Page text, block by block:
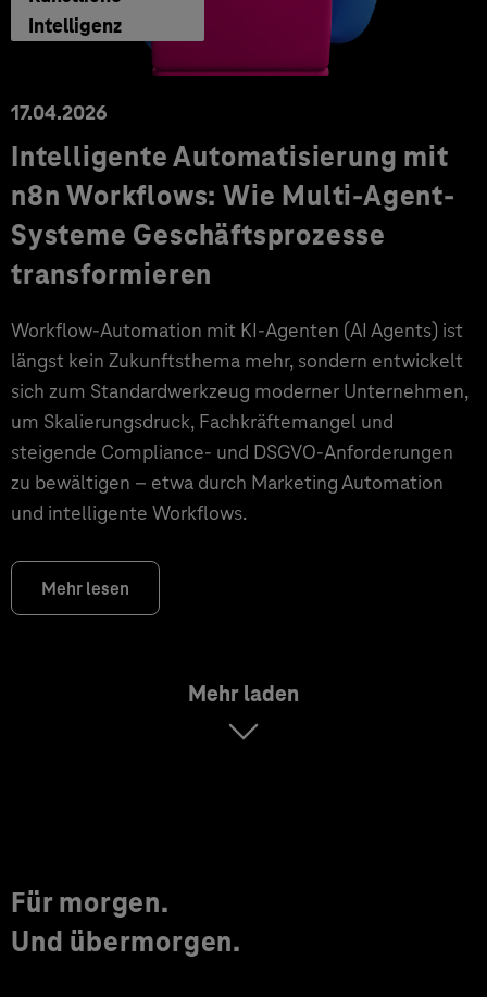
Intelligenz
17.04.2026
Intelligente Automatisierung mit
n8n Workflows: Wie Multi-Agent-
Systeme Geschäftsprozesse
transformieren
Workflow-Automation mit KI-Agenten (AI Agents) ist
längst kein Zukunftsthema mehr, sondern entwickelt
sich zum Standardwerkzeug moderner Unternehmen,
um Skalierungsdruck, Fachkräftemangel und
steigende Compliance- und DSGVO-Anforderungen
zu bewältigen – etwa durch Marketing Automation
und intelligente Workflows.
Mehr lesen
Mehr laden
Für morgen.
Und übermorgen.